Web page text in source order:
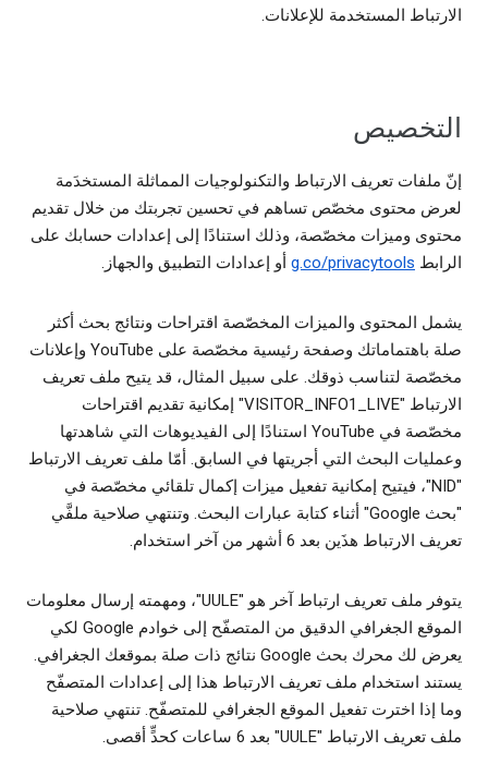
الارتباط المستخدمة للإعلانات.
التخصيص
إنّ ملفات تعريف الارتباط والتكنولوجيات المماثلة المستخدَمة
لعرض محتوى مخصّص تساهم في تحسين تجربتك من خلال تقديم
محتوى وميزات مخصّصة، وذلك استنادًا إلى إعدادات حسابك على
الرابط g.co/privacytools أو إعدادات التطبيق والجهاز.
يشمل المحتوى والميزات المخصّصة اقتراحات ونتائج بحث أكثر
صلة باهتماماتك وصفحة رئيسية مخصّصة على YouTube وإعلانات
مخصّصة لتناسب ذوقك. على سبيل المثال، قد يتيح ملف تعريف
الارتباط "VISITOR_INFO1_LIVE" إمكانية تقديم اقتراحات
مخصّصة في YouTube استنادًا إلى الفيديوهات التي شاهدتها
وعمليات البحث التي أجريتها في السابق. أمّا ملف تعريف الارتباط
"NID"، فيتيح إمكانية تفعيل ميزات إكمال تلقائي مخصّصة في
"بحث Google" أثناء كتابة عبارات البحث. وتنتهي صلاحية ملفَّي
تعريف الارتباط هذَين بعد 6 أشهر من آخر استخدام.
يتوفر ملف تعريف ارتباط آخر هو "UULE"، ومهمته إرسال معلومات
الموقع الجغرافي الدقيق من المتصفّح إلى خوادم Google لكي
يعرض لك محرك بحث Google نتائج ذات صلة بموقعك الجغرافي.
يستند استخدام ملف تعريف الارتباط هذا إلى إعدادات المتصفّح
وما إذا اخترت تفعيل الموقع الجغرافي للمتصفّح. تنتهي صلاحية
ملف تعريف الارتباط "UULE" بعد 6 ساعات كحدٍّ أقصى.